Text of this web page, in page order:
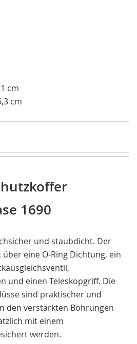
cm
cm
1690
und staubdicht. Der
eine O-Ring Dichtung, ein
und einen Teleskopgriff. Die
sind praktischer und
den verstärkten Bohrungen
mit einem
werden.